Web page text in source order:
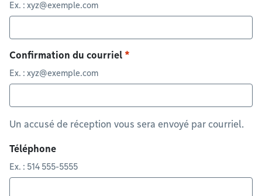
Ex. : xyz@exemple.com
Confirmation du courriel
Ex. : xyz@exemple.com
Un accusé de réception vous sera envoyé par courriel.
Téléphone
Ex. : 514 555-5555